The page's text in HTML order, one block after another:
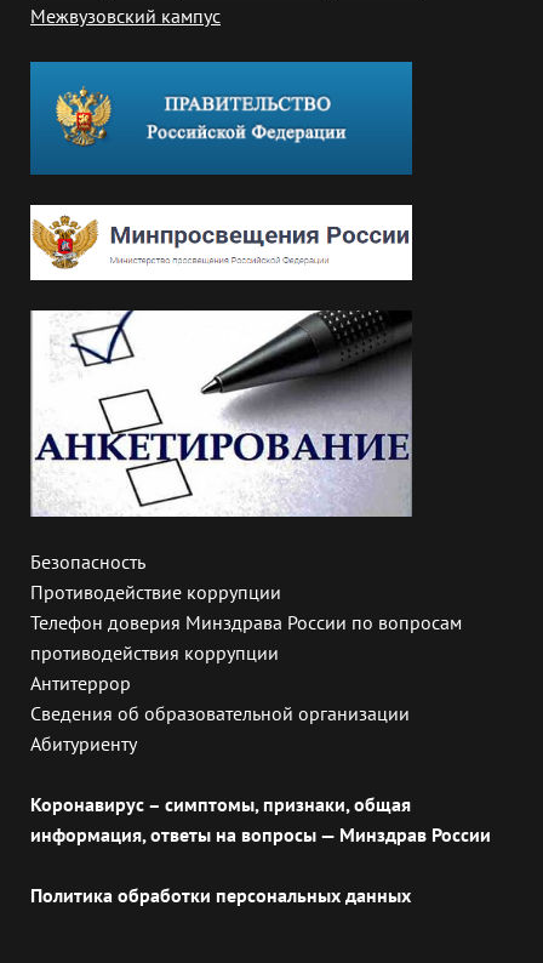
Межвузовский кампус
Безопасность
Противодействие коррупции
Телефон доверия Минздрава России по вопросам
противодействия коррупции
Антитеррор
Сведения об образовательной организации
Абитуриенту
Коронавирус – симптомы, признаки, общая
информация, ответы на вопросы — Минздрав России
Политика обработки персональных данных